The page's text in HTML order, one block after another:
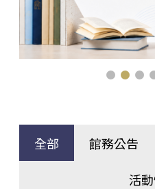
全部 館務公告
活